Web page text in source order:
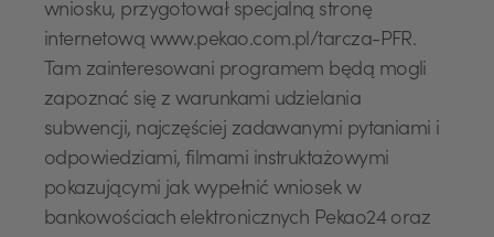
wniosku, przygotował specjalną stronę
internetową www.pekao.com.pl/tarcza-PFR.
Tam zainteresowani programem będą mogli
zapoznać się z warunkami udzielania
subwencji, najczęściej zadawanymi pytaniami i
odpowiedziami, filmami instruktażowymi
pokazującymi jak wypełnić wniosek w
bankowościach elektronicznych Pekao24 oraz